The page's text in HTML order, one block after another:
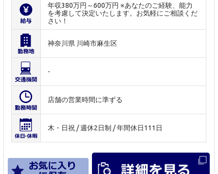
年収380万円～600万円 ※あなたのご経験、能力
を考慮して決定いたします。お気軽にご相談くだ
さい！
神奈川県 川崎市麻生区
-
店舗の営業時間に準ずる
木・日祝 / 週休2日制 / 年間休日111日